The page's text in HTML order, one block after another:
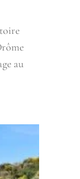
au